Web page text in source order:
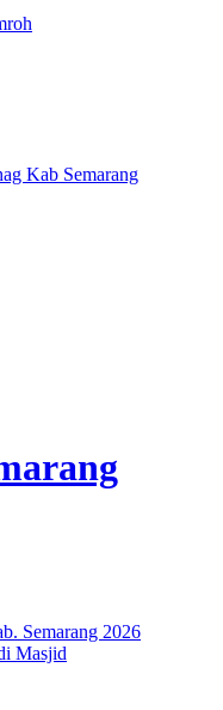
Kab Semarang
Semarang 2026
Masjid